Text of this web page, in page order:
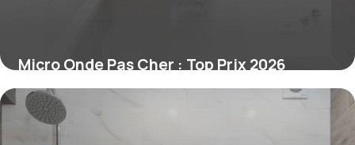
Micro Onde Pas Cher : Top Prix 2026
4 juillet 2026